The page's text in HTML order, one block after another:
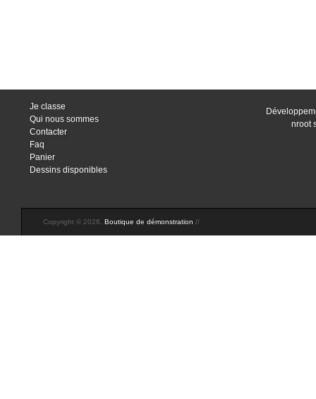
Je classe
Qui nous sommes
Contacter
Faq
Panier
Dessins disponibles
nroot
Copyright © 2026, Boutique de démonstration //